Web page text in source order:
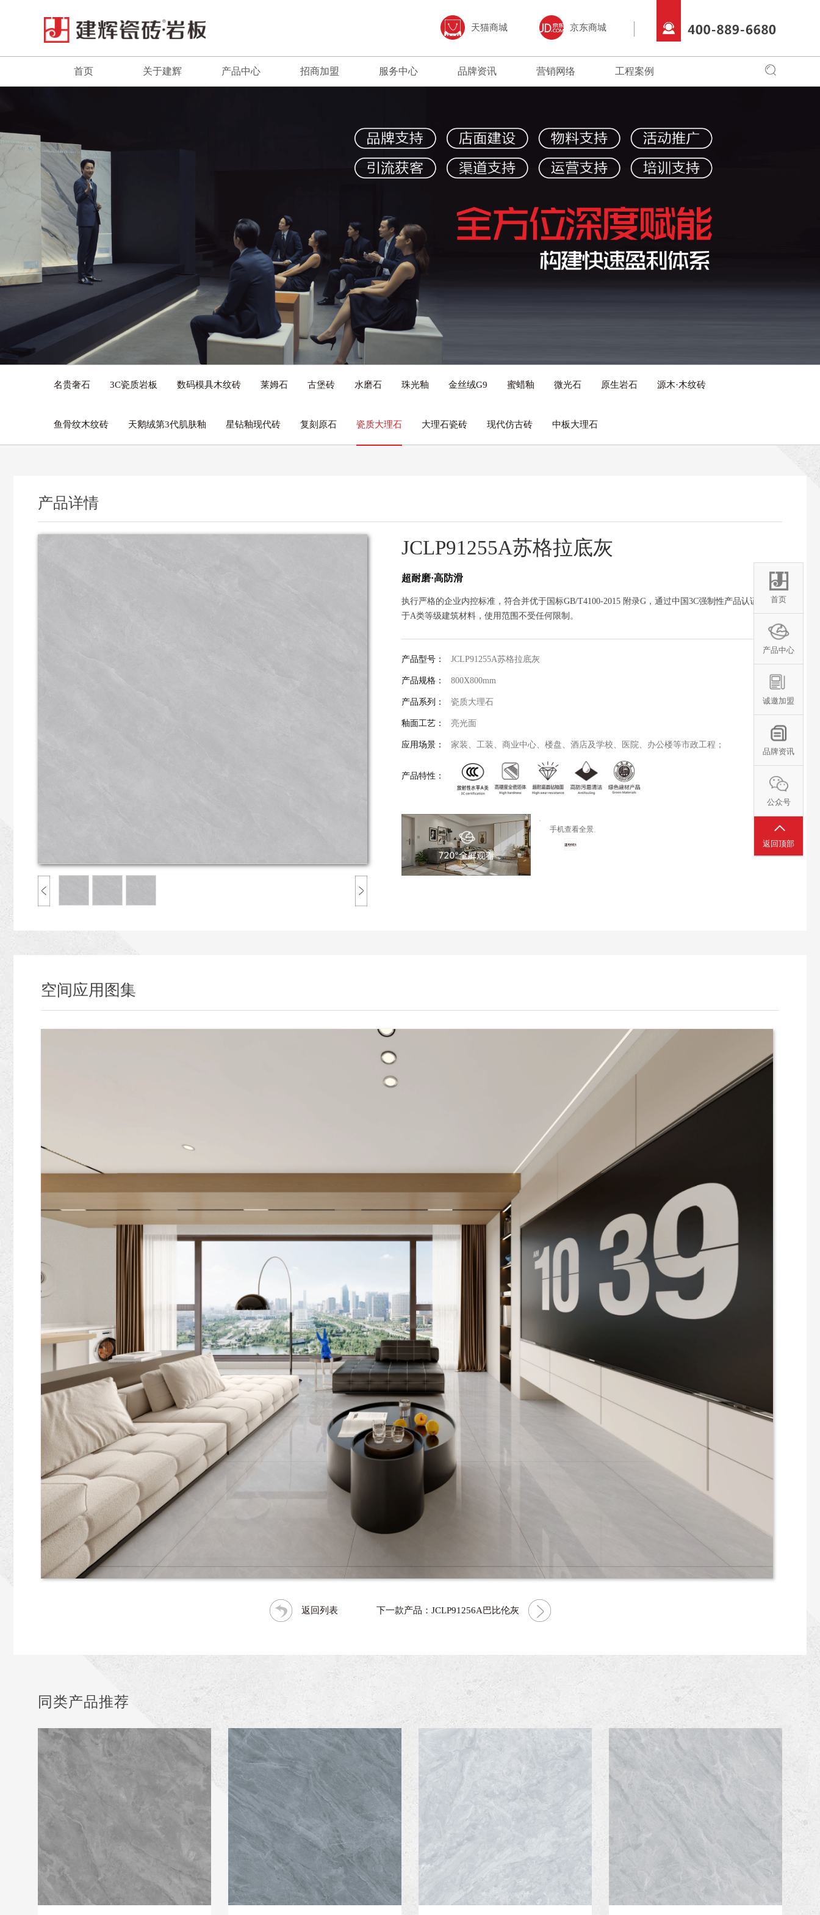
天猫商城 京东商城
首页 关于建辉
联系我们
打造陶瓷行业创新企业；坚持“以顾客为中
心、重质量、讲诚信、强品牌、增效益”的经
营方针。
产品中心
产品覆盖各种规格的高档岩板、大板、大理石
瓷砖、中板墙面砖、现代质感砖等上千款花色
品种。
招商加盟
以市场为导向，以科技求发展，始终把创新驱
动和绿色发展作为企业赢得未来的核心战略。
服务中心
优+服务
经销商专区
建辉的经销商朋友，可以通过服务中心，直接
下载建辉品牌物料文化，更多服务，请拨打
400 889 6680。
品牌资讯
行业资讯
建辉借助于互联网特性来实现一定营销目标，
品牌资讯在整个品牌传播过程中起着举足轻重
的作用。
营销网络
专卖店风采
全面实现品牌化经营，在全国建立起多家
店。
工程案例
首页
产品中心
诚邀加盟
品牌资讯
公众号
返回顶部
名贵奢石 3C瓷质岩板 数码模具木纹砖 莱姆石 古堡砖 水磨石 珠光釉 金丝绒G9 蜜蜡釉 微光石 原生岩石 源木·木纹砖
鱼骨纹木纹砖 天鹅绒第3代肌肤釉 星钻釉现代砖 复刻原石 瓷质大理石 大理石瓷砖 现代仿古砖 中板大理石
产品详情
JCLP91255A苏格拉底灰
超耐磨·高防滑
执行严格的企业内控标准，符合并优于国标GB/T4100-2015 附录G，通过中国3C强制性产品认证，属
于A类等级建筑材料，使用范围不受任何限制。
产品型号： JCLP91255A苏格拉底灰
产品规格： 800X800mm
产品系列： 瓷质大理石
釉面工艺： 亮光面
应用场景： 家装、工装、商业中心、楼盘、酒店及学校、医院、办公楼等市政工程；
产品特性：
手机查看全景
空间应用图集
返回列表 下一款产品：JCLP91256A巴比伦灰
同类产品推荐